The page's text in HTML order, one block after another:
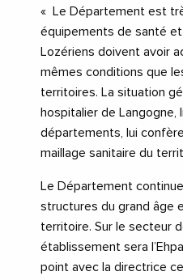
«
Le Département est
équipements de santé
Lozériens doivent avoir
mêmes conditions que
territoires. La situation
hospitalier de Langogne,
départements, lui
maillage sanitaire du
Le Département
structures du grand âge
territoire. Sur le secteur
établissement sera
point avec la directrice